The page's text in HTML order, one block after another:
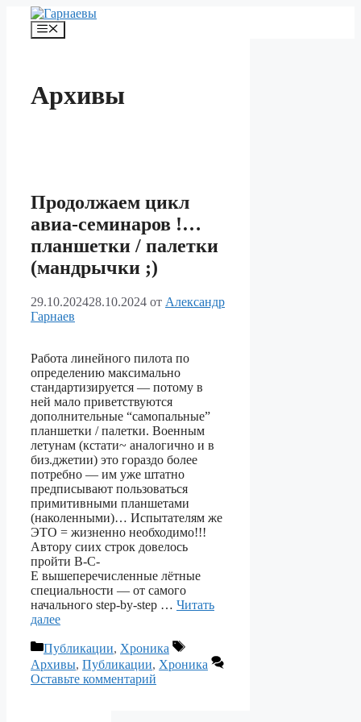
Перейти
содержимому
Меню
Архивы
Продолжаем цикл
авиа-семинаров !…
планшетки / палетки
(мандрычки ;)
29.10.202428.10.2024 от Александр
Гарнаев
Работа линейного пилота по
определению максимально
стандартизируется — потому в
ней мало приветствуются
дополнительные “самопальные”
планшетки / палетки. Военным
летунам (кстати~ аналогично и в
биз.джетии) это гораздо более
потребно — им уже штатно
предписывают пользоваться
примитивными планшетами
(наколенными)… Испытателям же
ЭТО = жизненно необходимо!!!
Автору сиих строк довелось
пройти В-С-
Е вышеперечисленные лётные
специальности — от самого
начального step-by-step … Читать
далее
Рубрики
Публикации, Хроника
Метки
Архивы, Публикации, Хроника
Оставьте комментарий